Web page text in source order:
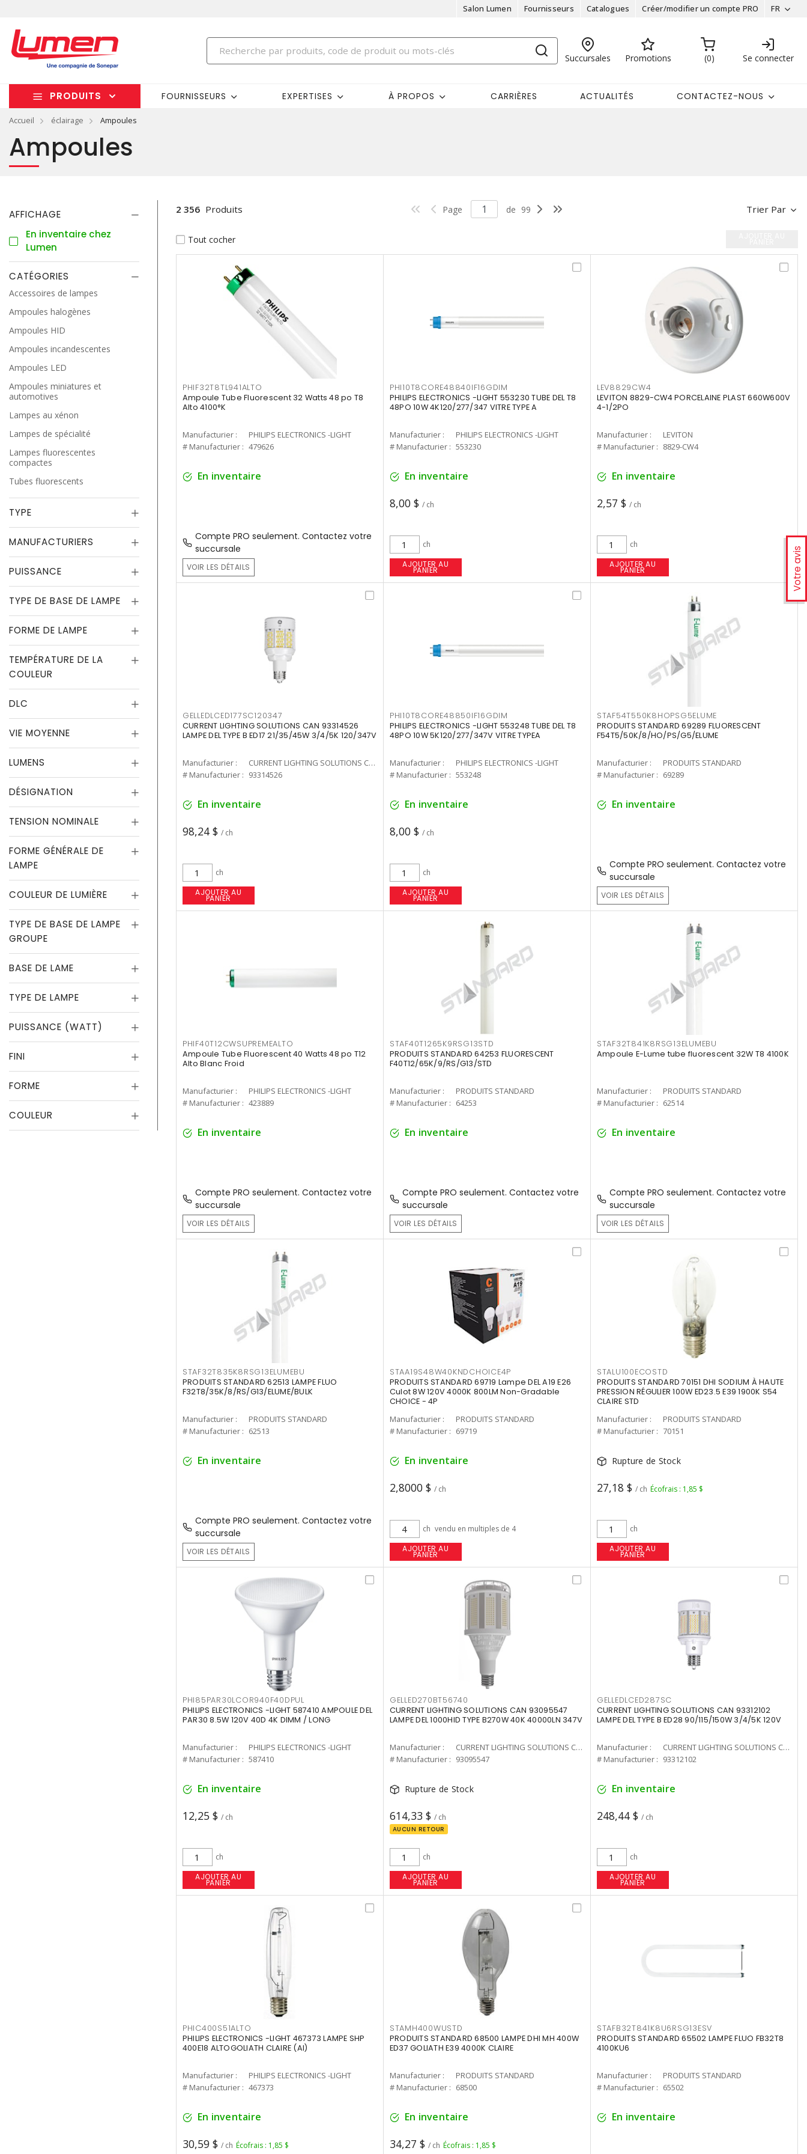
Salon Lumen Fournisseurs Catalogues Créer/modifier un compte PRO FR
Succursales Promotions 0 Se connecter
PRODUITS FOURNISSEURS EXPERTISES À PROPOS CARRIÈRES ACTUALITÉS CONTACTEZ-NOUS
Accueil éclairage Ampoules
Votre avis
Ampoules
AFFICHAGE
En inventaire chez
Lumen
CATÉGORIES
Accessoires de lampes
Ampoules halogènes
Ampoules HID
Ampoules incandescentes
Ampoules LED
Ampoules miniatures et
automotives
Lampes au xénon
Lampes de spécialité
Lampes fluorescentes
compactes
Tubes fluorescents
TYPE
MANUFACTURIERS
PUISSANCE
TYPE DE BASE DE LAMPE
FORME DE LAMPE
TEMPÉRATURE DE LA
COULEUR
DLC
VIE MOYENNE
LUMENS
DÉSIGNATION
TENSION NOMINALE
FORME GÉNÉRALE DE
LAMPE
COULEUR DE LUMIÈRE
TYPE DE BASE DE LAMPE
GROUPE
BASE DE LAME
TYPE DE LAMPE
PUISSANCE (WATT)
FINI
FORME
COULEUR
Trier Par
2 356 Produits Page de 99
Tout cocher
PHIF32T8TL941ALTO
Ampoule Tube Fluorescent 32 Watts 48 po T8
Alto 4100°K
Manufacturier :
PHILIPS ELECTRONICS -LIGHT
# Manufacturier : 479626
En inventaire
Compte PRO seulement. Contactez votre
succursale
VOIR LES DÉTAILS
PHI10T8CORE48840IF16GDIM
PHILIPS ELECTRONICS -LIGHT 553230 TUBE DEL T8
48PO 10W 4K120/277/347 VITRE TYPE A
Manufacturier :
PHILIPS ELECTRONICS -LIGHT
# Manufacturier : 553230
En inventaire
8,00 $ / ch
ch
AJOUTER AU
PANIER
LEV8829CW4
LEVITON 8829-CW4 PORCELAINE PLAST 660W600V
4-1/2PO
Manufacturier :
LEVITON
# Manufacturier : 8829-CW4
En inventaire
2,57 $ / ch
ch
AJOUTER AU
PANIER
GELLEDLCED177SC120347
CURRENT LIGHTING SOLUTIONS CAN 93314526
LAMPE DEL TYPE B ED17 21/35/45W 3/4/5K 120/347V
Manufacturier :
CURRENT LIGHTING SOLUTIONS CAN
# Manufacturier : 93314526
En inventaire
98,24 $ / ch
ch
AJOUTER AU
PANIER
PHI10T8CORE48850IF16GDIM
PHILIPS ELECTRONICS -LIGHT 553248 TUBE DEL T8
48PO 10W 5K120/277/347V VITRE TYPEA
Manufacturier :
PHILIPS ELECTRONICS -LIGHT
# Manufacturier : 553248
En inventaire
8,00 $ / ch
ch
AJOUTER AU
PANIER
STAF54T550K8HOPSG5ELUME
PRODUITS STANDARD 69289 FLUORESCENT
F54T5/50K/8/HO/PS/G5/ELUME
Manufacturier :
PRODUITS STANDARD
# Manufacturier : 69289
En inventaire
Compte PRO seulement. Contactez votre
succursale
VOIR LES DÉTAILS
PHIF40T12CWSUPREMEALTO
Ampoule Tube Fluorescent 40 Watts 48 po T12
Alto Blanc Froid
Manufacturier :
PHILIPS ELECTRONICS -LIGHT
# Manufacturier : 423889
En inventaire
Compte PRO seulement. Contactez votre
succursale
VOIR LES DÉTAILS
STAF40T1265K9RSG13STD
PRODUITS STANDARD 64253 FLUORESCENT
F40T12/65K/9/RS/G13/STD
Manufacturier :
PRODUITS STANDARD
# Manufacturier : 64253
En inventaire
Compte PRO seulement. Contactez votre
succursale
VOIR LES DÉTAILS
STAF32T841K8RSG13ELUMEBU
Ampoule E-Lume tube fluorescent 32W T8 4100K
Manufacturier :
PRODUITS STANDARD
# Manufacturier : 62514
En inventaire
Compte PRO seulement. Contactez votre
succursale
VOIR LES DÉTAILS
STAF32T835K8RSG13ELUMEBU
PRODUITS STANDARD 62513 LAMPE FLUO
F32T8/35K/8/RS/G13/ELUME/BULK
Manufacturier :
PRODUITS STANDARD
# Manufacturier : 62513
En inventaire
Compte PRO seulement. Contactez votre
succursale
VOIR LES DÉTAILS
STAA19S48W40KNDCHOICE4P
PRODUITS STANDARD 69719 Lampe DEL A19 E26
Culot 8W 120V 4000K 800LM Non-Gradable
CHOICE - 4P
Manufacturier :
PRODUITS STANDARD
# Manufacturier : 69719
En inventaire
2,8000 $ / ch
ch vendu en multiples de 4
AJOUTER AU
PANIER
STALU100ECOSTD
PRODUITS STANDARD 70151 DHI SODIUM À HAUTE
PRESSION RÉGULIER 100W ED23.5 E39 1900K S54
CLAIRE STD
Manufacturier :
PRODUITS STANDARD
# Manufacturier : 70151
Rupture de Stock
27,18 $ / ch Écofrais : 1,85 $
ch
AJOUTER AU
PANIER
PHI85PAR30LCOR940F40DPUL
PHILIPS ELECTRONICS -LIGHT 587410 AMPOULE DEL
PAR30 8.5W 120V 40D 4K DIMM / LONG
Manufacturier :
PHILIPS ELECTRONICS -LIGHT
# Manufacturier : 587410
En inventaire
12,25 $ / ch
ch
AJOUTER AU
PANIER
GELLED270BT56740
CURRENT LIGHTING SOLUTIONS CAN 93095547
LAMPE DEL 1000HID TYPE B270W 40K 40000LN 347V
Manufacturier :
CURRENT LIGHTING SOLUTIONS CAN
# Manufacturier : 93095547
Rupture de Stock
614,33 $ / ch
AUCUN RETOUR
ch
AJOUTER AU
PANIER
GELLEDLCED287SC
CURRENT LIGHTING SOLUTIONS CAN 93312102
LAMPE DEL TYPE B ED28 90/115/150W 3/4/5K 120V
Manufacturier :
CURRENT LIGHTING SOLUTIONS CAN
# Manufacturier : 93312102
En inventaire
248,44 $ / ch
ch
AJOUTER AU
PANIER
PHIC400S51ALTO
PHILIPS ELECTRONICS -LIGHT 467373 LAMPE SHP
400E18 ALTOGOLIATH CLAIRE (AI)
Manufacturier :
PHILIPS ELECTRONICS -LIGHT
# Manufacturier : 467373
En inventaire
30,59 $ / ch Écofrais : 1,85 $
STAMH400WUSTD
PRODUITS STANDARD 68500 LAMPE DHI MH 400W
ED37 GOLIATH E39 4000K CLAIRE
Manufacturier :
PRODUITS STANDARD
# Manufacturier : 68500
En inventaire
34,27 $ / ch Écofrais : 1,85 $
STAFB32T841K8U6RSG13ESV
PRODUITS STANDARD 65502 LAMPE FLUO FB32T8
4100KU6
Manufacturier :
PRODUITS STANDARD
# Manufacturier : 65502
En inventaire